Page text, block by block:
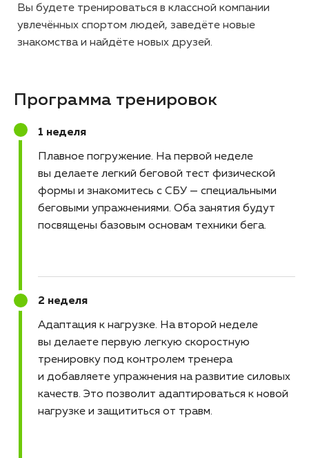
Вы будете тренироваться в классной компании
увлечённых спортом людей, заведёте новые
знакомства и найдёте новых друзей.
Программа тренировок
1 неделя
Плавное погружение На первой неделе
вы делаете легкий беговой тест физической
формы и знакомитесь с СБУ — специальными
беговыми упражнениями. Оба занятия будут
посвящены базовым основам техники бега.
2 неделя
Адаптация к нагрузке На второй неделе
вы делаете первую легкую скоростную
тренировку под контролем тренера
и добавляете упражнения на развитие силовых
качеств. Это позволит адаптироваться к новой
нагрузке и защититься от травм.